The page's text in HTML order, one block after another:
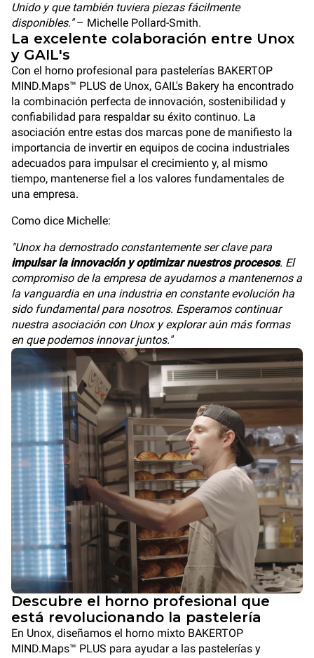
Unido y que también tuviera piezas fácilmente
disponibles."– Michelle Pollard-Smith.
La excelente colaboración entre Unox
y GAIL's
Con el horno profesional para pastelerías BAKERTOP
MIND.Maps™ PLUS de Unox, GAIL's Bakery ha encontrado
la combinación perfecta de innovación, sostenibilidad y
confiabilidad para respaldar su éxito continuo. La
asociación entre estas dos marcas pone de manifiesto la
importancia de invertir en equipos de cocina industriales
adecuados para impulsar el crecimiento y, al mismo
tiempo, mantenerse fiel a los valores fundamentales de
una empresa.
Como dice Michelle:
"Unox ha demostrado constantemente ser clave para
impulsar la innovación y optimizar nuestros procesos. El
compromiso de la empresa de ayudarnos a mantenernos a
la vanguardia en una industria en constante evolución ha
sido fundamental para nosotros. Esperamos continuar
nuestra asociación con Unox y explorar aún más formas
en que podemos innovar juntos."
Descubre el horno profesional que
está revolucionando la pastelería
En Unox, diseñamos el horno mixto BAKERTOP
MIND.Maps™ PLUS para ayudar a las pastelerías y